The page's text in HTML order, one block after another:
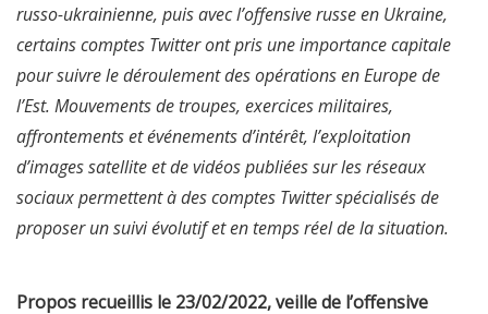
russo-ukrainienne, puis avec l’offensive russe en Ukraine,
certains comptes Twitter ont pris une importance capitale
pour suivre le déroulement des opérations en Europe de
l’Est. Mouvements de troupes, exercices militaires,
affrontements et événements d’intérêt, l’exploitation
d’images satellite et de vidéos publiées sur les réseaux
sociaux permettent à des comptes Twitter spécialisés de
proposer un suivi évolutif et en temps réel de la situation.
Propos recueillis le 23/02/2022, veille de l’offensive